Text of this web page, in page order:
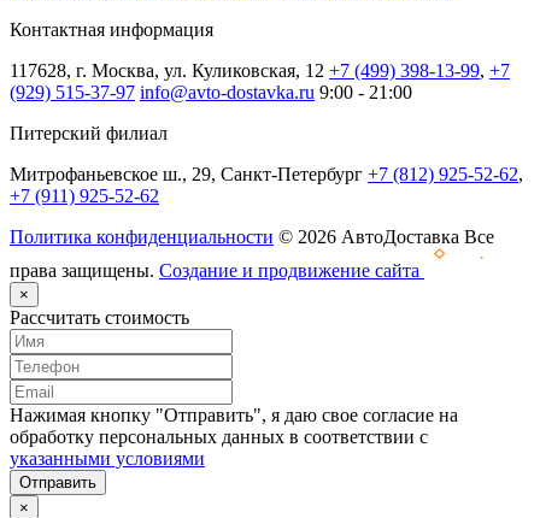
Контактная информация
117628, г. Москва, ул. Куликовская, 12 +7 (499) 398-13-99, +7
(929) 515-37-97 info@avto-dostavka.ru 9:00 - 21:00
Питерский филиал
Митрофаньевское ш., 29, Санкт-Петербург +7 (812) 925-52-62,
+7 (911) 925-52-62
Политика конфиденциальности © 2026 АвтоДоставка Все
права защищены. Создание и продвижение сайта
×
Рассчитать стоимость
Нажимая кнопку "Отправить", я даю свое согласие на
обработку персональных данных в соответствии с
указанными условиями
Отправить
×